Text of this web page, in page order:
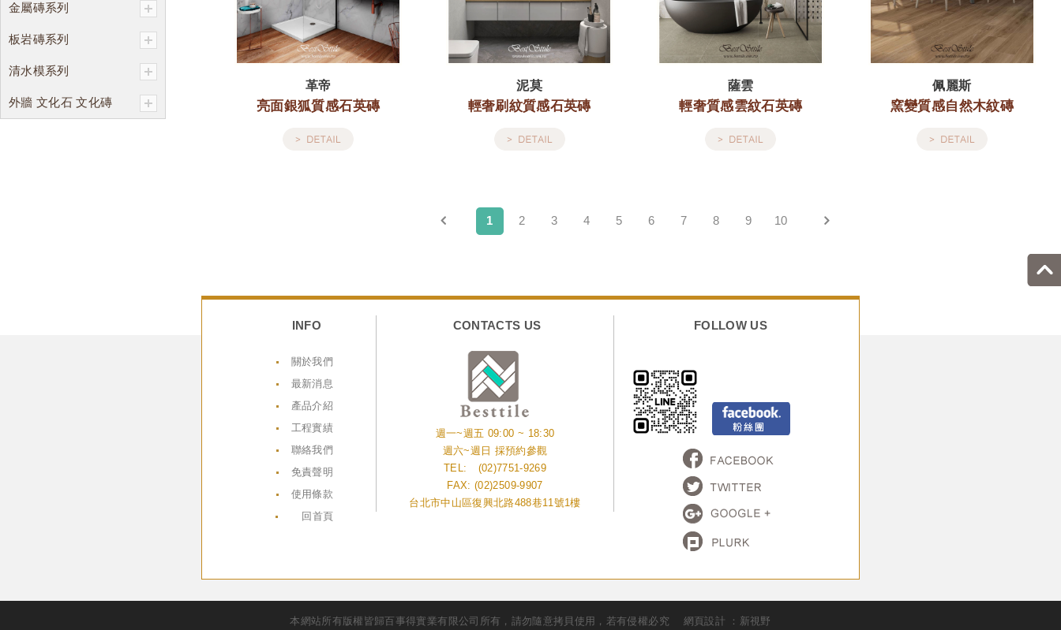
金屬磚系列
板岩磚系列
清水模系列
外牆 文化石 文化磚
革帝
亮面銀狐質感石英磚
泥莫
輕奢刷紋質感石英磚
薩雲
輕奢質感雲紋石英磚
佩麗斯
窯變質感自然木紋磚
1 2 3 4 5 6 7 8 9 10
INFO
關於我們
最新消息
產品介紹
工程實績
聯絡我們
免責聲明
使用條款
回首頁
CONTACTS US
週一~週五 09:00 ~ 18:30
週六~週日 採預約參觀
TEL:
(02)7751-9269
FAX: (02)2509-9907
台北市中山區復興北路488巷11號1樓
FOLLOW US
本網站所有版權皆歸百事得實業有限公司所有，請勿隨意拷貝使用，若有侵權必究 網頁設計 ：新視野